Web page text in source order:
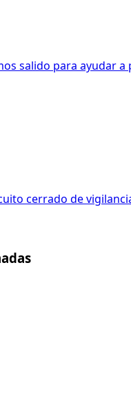
salido para ayudar
cerrado de